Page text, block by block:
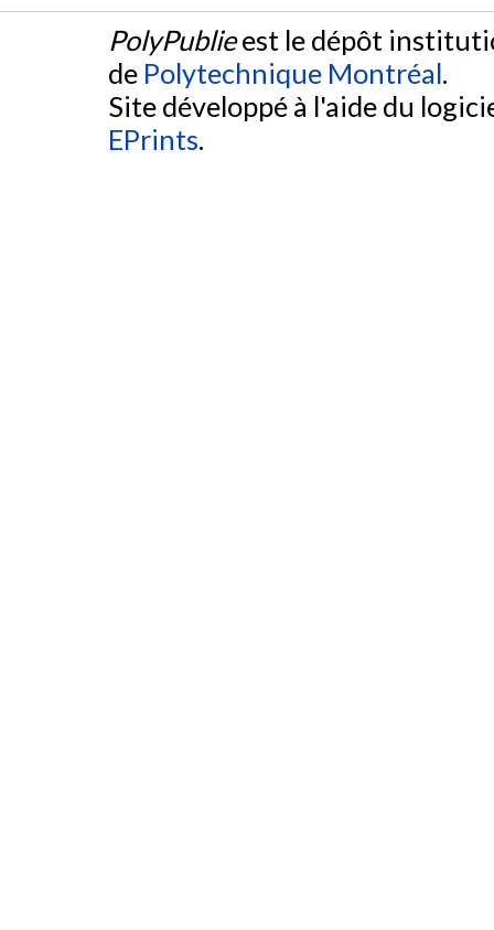
PolyPublieest le dépôt
de Polytechnique Montréal.
Site développé à l'aide du
EPrints.